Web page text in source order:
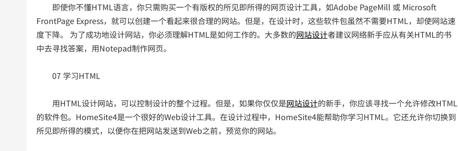
即使你不懂HTML语言，你只需购买一个有版权的所见即所得的网页设计工具，如Adobe PageMill 或 Microsoft
FrontPage Express，就可以创建一个看起来很合理的网站。但是，在设计时，这些软件包虽然不需要HTML，却使网站速
度下降。 为了成功地设计网站，你必须理解HTML是如何工作的。大多数的网站设计者建议网络新手应从有关HTML的书
中去寻找答案，用Notepad制作网页。
07 学习HTML
用HTML设计网站，可以控制设计的整个过程。但是，如果你仅仅是网站设计的新手，你应该寻找一个允许修改HTML
的软件包。HomeSite4是一个很好的Web设计工具。在设计过程中，HomeSite4能帮助你学习HTML。它还允许你切换到
所见即所得的模式，以便你在把网站发送到Web之前，预览你的网站。